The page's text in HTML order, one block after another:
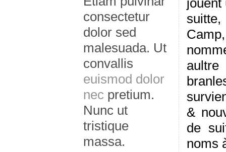
consectetur
dolor sed
malesuada. Ut
convallis
euismod dolor
nec pretium.
Nunc ut
tristique
massa.
jouent
suitte,
&
de
noms